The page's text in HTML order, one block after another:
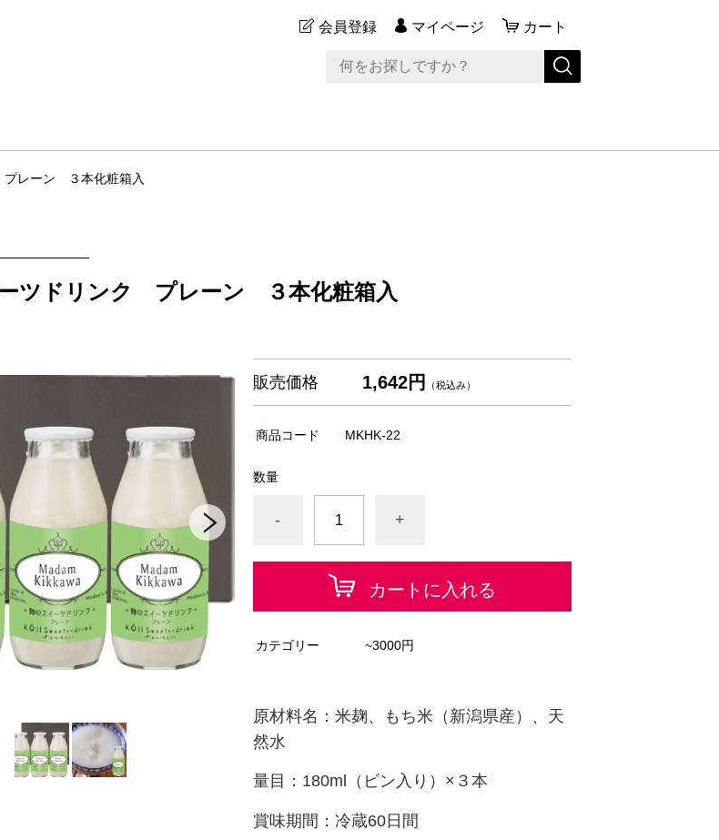
会員登録 マイページ カート
レーン ３本化粧箱入
ツドリンク プレーン ３本化粧箱入
販売価格 1,642円 （税込み）
商品コード MKHK-22
数量
- +
カートに入れる
カテゴリー ~3000円
原材料名：米麹、もち米（新潟県産）、天
然水
量目：180ml（ビン入り）×３本
賞味期間：冷蔵60日間